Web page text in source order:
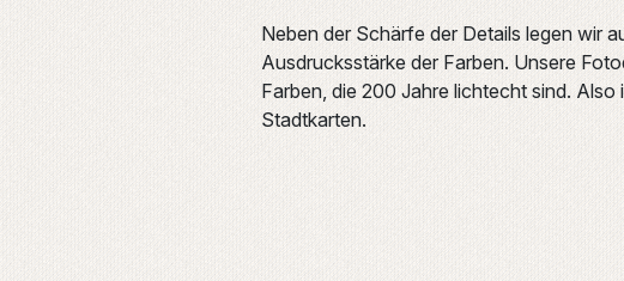
Neben der Schärfe der Details legen wir
Ausdrucksstärke der Farben. Unsere
Farben, die 200 Jahre lichtecht sind.
Stadtkarten.